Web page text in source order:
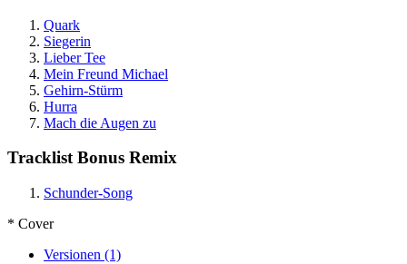
Quark
Siegerin
Lieber Tee
Mein Freund Michael
Gehirn-Stürm
Hurra
Mach die Augen zu
Tracklist Bonus Remix
Schunder-Song
* Cover
Versionen (1)